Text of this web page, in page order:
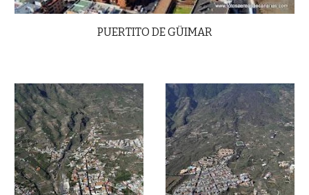
PUERTITO DE GÜIMAR